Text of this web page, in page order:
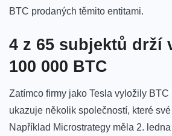
BTC prodaných těmito entitami.
4 z 65 subjektů drží
100 000 BTC
Zatímco firmy jako Tesla vyložily
ukazuje několik společností, které
Například Microstrategy měla 2.